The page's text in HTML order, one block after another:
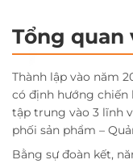
Tổng quan
Thành lập vào năm
có định hướng
tập trung vào 3 lĩnh
phối sản phẩm –
Bằng sự đoàn kết,